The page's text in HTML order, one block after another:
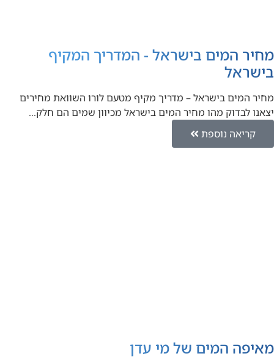
מחיר המים בישראל - המדריך המקיף
בישראל
מחיר המים בישראל – מדריך מקיף מטעם לורו השוואת מחירים
יצאנו לבדוק מהו מחיר המים בישראל מכיוון שמים הם חלק…
קריאה נוספת
מאיפה המים של מי עדן